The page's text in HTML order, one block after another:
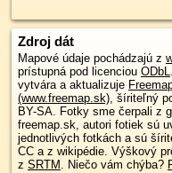
Zdroj dát
Mapové údaje pochádzajú z
prístupná pod licenciou ODbL.
vytvára a aktualizuje
(www.freemap.sk), šíriteľný
BY-SA. Fotky sme čerpali z
freemap.sk, autori fotiek sú
jednotlivých fotkách a sú
CC a z wikipédie. Výškový
z SRTM . Niečo vám chýba?